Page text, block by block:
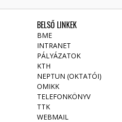
BELSŐ LINKEK
BME
INTRANET
PÁLYÁZATOK
KTH
NEPTUN (OKTATÓI)
OMIKK
TELEFONKÖNYV
TTK
WEBMAIL